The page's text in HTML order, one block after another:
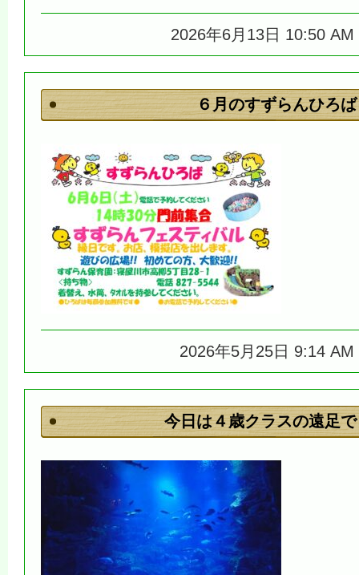
2026年6月13日 10:50
６月のすずらんひろ
2026年5月25日 9:14
今日は４歳クラスの遠足